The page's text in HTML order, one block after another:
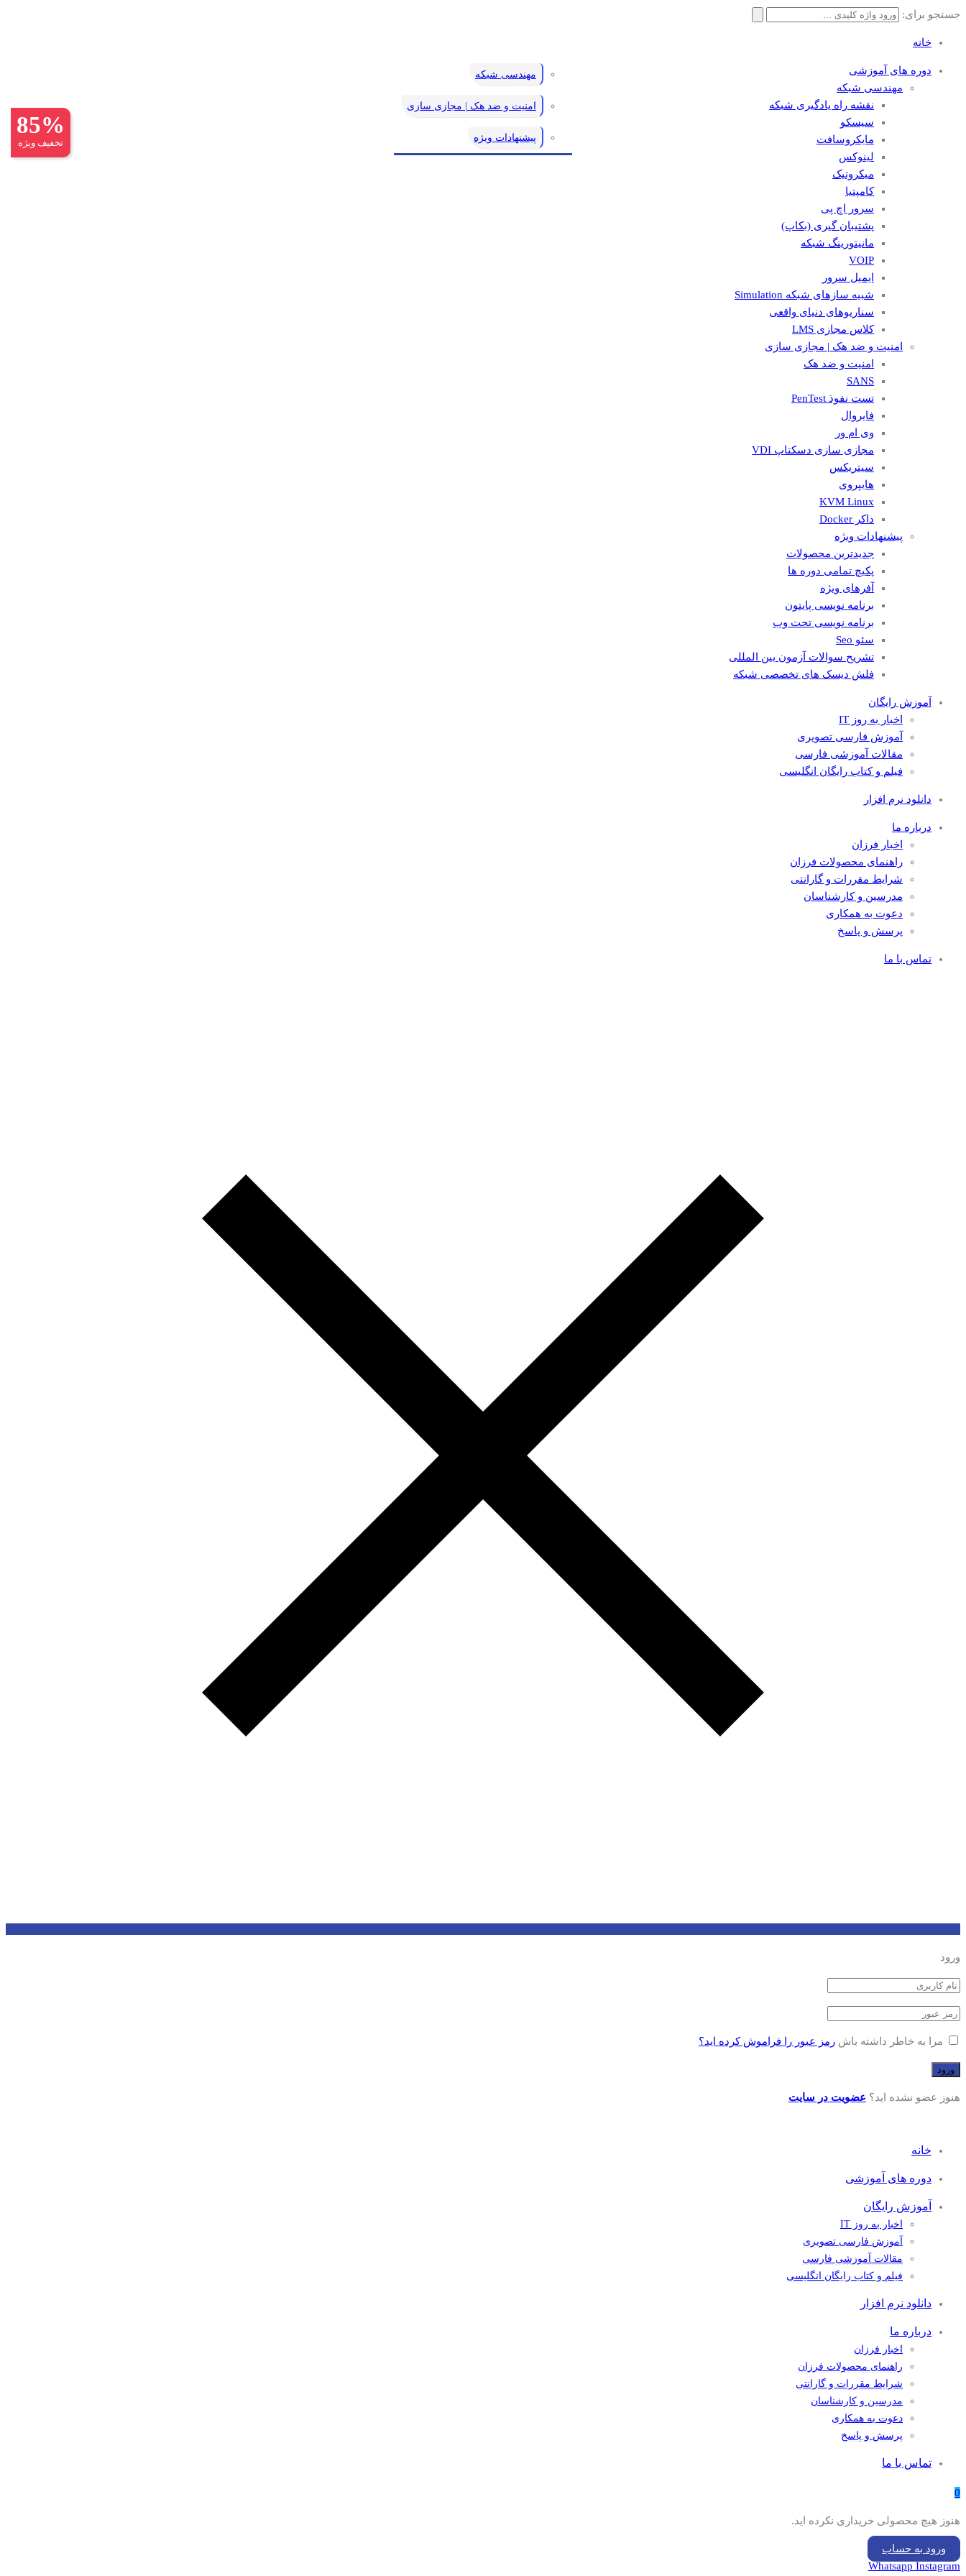
جستجو برای:
خانه
دوره های آموزشی
مهندسی شبکه
نقشه راه یادگیری شبکه
سیسکو
مایکروسافت
لینوکس
میکروتیک
کامپتیا
سرور اچ پی
پشتیبان گیری (بکاپ)
مانيتورينگ شبکه
VOIP
ایمیل سرور
شبیه سازهای شبکه Simulation
سناریوهای دنیای واقعی
کلاس مجازی LMS
امنیت و ضد هک | مجازی سازی
امنیت و ضد هک
SANS
تست نفوذ PenTest
فایروال
وی ام ور
مجازی سازی دسکتاپ VDI
سیتریکس
هایپروی
KVM Linux
داکر Docker
پیشنهادات ویژه
جدیدترین محصولات
پکیچ تمامی دوره ها
آفرهای ویژه
برنامه نویسی پایتون
برنامه نویسی تحت وب
سئو Seo
تشریح سوالات آزمون بین المللی
فلش دیسک های تخصصی شبکه
آموزش رایگان
اخبار به روز IT
آموزش فارسی تصویری
مقالات آموزشی فارسی
فیلم و کتاب رایگان انگلیسی
دانلود نرم افزار
درباره ما
اخبار فرزان
راهنمای محصولات فرزان
شرایط مقررات و گارانتی
مدرسین و کارشناسان
دعوت به همکاری
پرسش و پاسخ
تماس با ما
ورود
مرا به خاطر داشته باش رمز عبور را فراموش کرده اید؟
هنوز عضو نشده اید؟ عضویت در سایت
خانه
دوره های آموزشی
مهندسی شبکه
امنیت و ضد هک | مجازی سازی
پیشنهادات ویژه
آموزش رایگان
اخبار به روز IT
آموزش فارسی تصویری
مقالات آموزشی فارسی
فیلم و کتاب رایگان انگلیسی
دانلود نرم افزار
درباره ما
اخبار فرزان
راهنمای محصولات فرزان
شرایط مقررات و گارانتی
مدرسین و کارشناسان
دعوت به همکاری
پرسش و پاسخ
تماس با ما
0
هنوز هیچ محصولی خریداری نکرده اید.
ورود به حساب
Whatsapp Instagram
85%
تخفیف ویژه